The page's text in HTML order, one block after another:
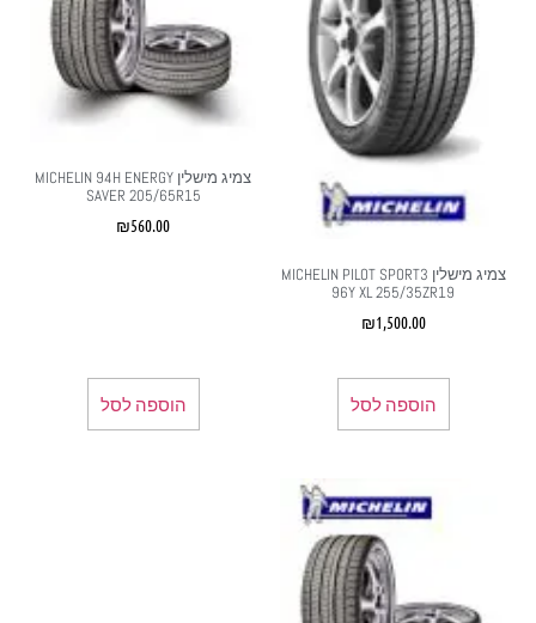
צמיג מישלין MICHELIN PILOT SPORT3
96Y XL 255/35ZR19
₪1,500.00
הוספה לסל
צמיג מישלין MICHELIN 94H ENERGY
SAVER 205/65R15
₪560.00
הוספה לסל